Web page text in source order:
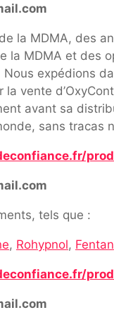
la MDMA, des
MDMA et des
Nous expédions
vente
avant sa
sans tracas
tels que :
, Rohypnol,